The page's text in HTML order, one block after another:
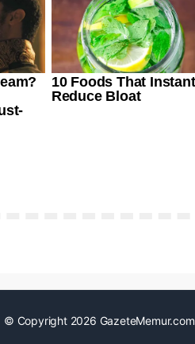
© Copyright 2026 GazeteMemur.com